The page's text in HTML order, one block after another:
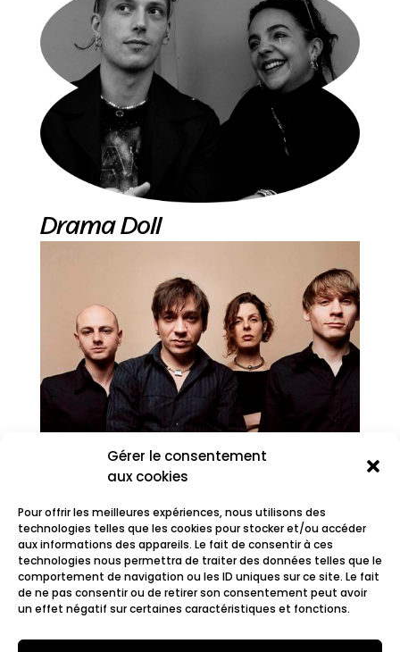
Gérer le consentement
aux cookies
Pour offrir les meilleures expériences, nous utilisons des
technologies telles que les cookies pour stocker et/ou accéder
aux informations des appareils. Le fait de consentir à ces
technologies nous permettra de traiter des données telles que le
comportement de navigation ou les ID uniques sur ce site. Le fait
de ne pas consentir ou de retirer son consentement peut avoir
un effet négatif sur certaines caractéristiques et fonctions.
Drama Doll
Daisybox